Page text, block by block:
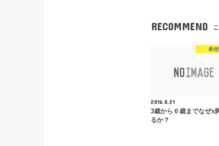
RECOMMEND
未分
2016.8.21
3歳から６歳までなぜx
るか？